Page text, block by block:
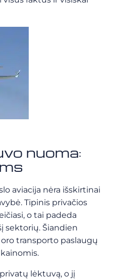
nuoma:
aviacija nėra išskirtinai
Tipinis privačios
o tai padeda
sektorių. Šiandien
transporto paslaugų
lėktuvą, o jį